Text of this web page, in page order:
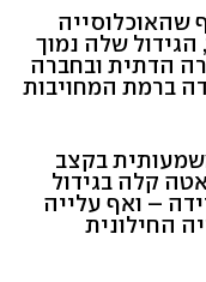
שהאוכלוסייה
שלה נמוך
הדתית ובחברה
ברמת המחויבות
בקצב
קלה בגידול
– ואף עלייה
החילונית